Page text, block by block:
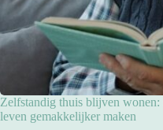
Zelfstandig thuis blijven
leven gemakkelijker maken